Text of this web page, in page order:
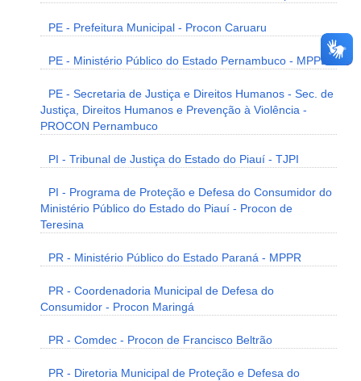
PE - Prefeitura Municipal - Procon Caruaru
PE - Ministério Público do Estado Pernambuco - MPPE
PE - Secretaria de Justiça e Direitos Humanos - Sec. de
Justiça, Direitos Humanos e Prevenção à Violência -
PROCON Pernambuco
PI - Tribunal de Justiça do Estado do Piauí - TJPI
PI - Programa de Proteção e Defesa do Consumidor do
Ministério Público do Estado do Piauí - Procon de
Teresina
PR - Ministério Público do Estado Paraná - MPPR
PR - Coordenadoria Municipal de Defesa do
Consumidor - Procon Maringá
PR - Comdec - Procon de Francisco Beltrão
PR - Diretoria Municipal de Proteção e Defesa do